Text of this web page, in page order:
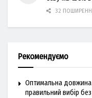
32
Рекомендуємо
Оптимальна довжина
правильний вибір